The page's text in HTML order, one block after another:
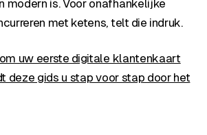
modern is. Voor onafhankelijke
met ketens, telt die indruk.
uw eerste digitale klantenkaart
deze gids u stap voor stap door het